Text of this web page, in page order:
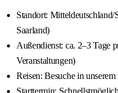
Standort:
Saarland)
Außendienst: ca. 2–3 Tage
Veranstaltungen)
Reisen: Besuche in